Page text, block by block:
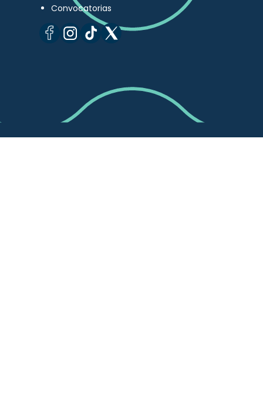
Convocatorias